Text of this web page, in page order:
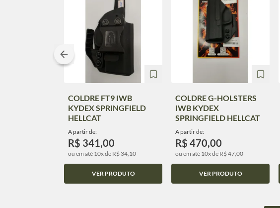
COLDRE FT9 IWB
KYDEX SPRINGFIELD
HELLCAT
A partir de:
R$ 341,00
ou em até 10x de R$ 34,10
VER PRODUTO
COLDRE G-HOLSTERS
IWB KYDEX
SPRINGFIELD HELLCAT
A partir de:
R$ 470,00
ou em até 10x de R$ 47,00
VER PRODUTO